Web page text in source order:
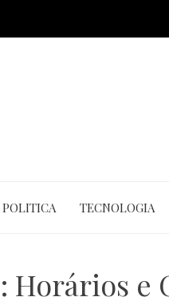
POLITICA TECNOLOGIA
Horários e